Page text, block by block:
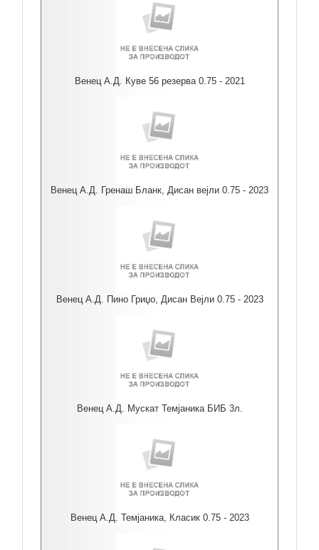
Венец А.Д. Куве 56 резерва 0.75 - 2021
Венец А.Д. Гренаш Бланк, Дисан вејли 0.75 - 2023
Венец А.Д. Пино Гриџо, Дисан Вејли 0.75 - 2023
Венец А.Д. Мускат Темјаника БИБ 3л.
Венец А.Д. Темјаника, Класик 0.75 - 2023